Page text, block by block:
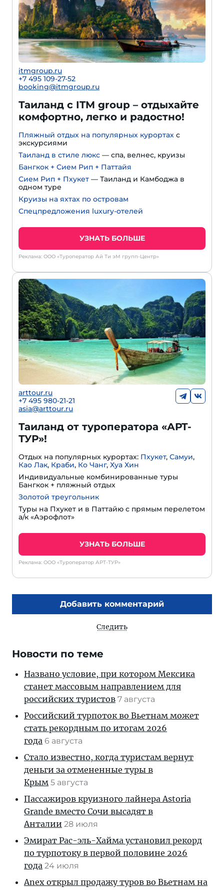
itmgroup.ru
+7 495 109-27-52
booking@itmgroup.ru
Таиланд с ITM group – отдыхайте
комфортно, легко и радостно!
Пляжный отдых на популярных курортах с
экскурсиями
Таиланд в стиле люкс — спа, велнес, круизы
Бангкок + Сием Рип + Паттайя
Сием Рип + Пхукет — Таиланд и Камбоджа в
одном туре
Круизы на яхтах по островам
Спецпредложения luxury-отелей
УЗНАТЬ БОЛЬШЕ
Реклама: ООО «Туроператор Ай Ти эМ групп-Центр»
arttour.ru
+7 495 980-21-21
asia@arttour.ru
Таиланд от туроператора «АРТ-
ТУР»!
Отдых на популярных курортах: Пхукет, Самуи,
Као Лак, Краби, Ко Чанг, Хуа Хин
Индивидуальные комбинированные туры
Бангкок + пляжный отдых
Золотой треугольник
Туры на Пхукет и в Паттайю с прямым перелетом
а/к «Аэрофлот»
УЗНАТЬ БОЛЬШЕ
Реклама: ООО «Туроператор АРТ-ТУР»
Добавить комментарий
Следить
Новости по теме
Названо условие, при котором Мексика
станет массовым направлением для
российских туристов 7 августа
Российский турпоток во Вьетнам может
стать рекордным по итогам 2026
года 6 августа
Стало известно, когда туристам вернут
деньги за отмененные туры в
Крым 5 августа
Пассажиров круизного лайнера Astoria
Grande вместо Сочи высадят в
Анталии 28 июля
Эмират Рас-эль-Хайма установил рекорд
по турпотоку в первой половине 2026
года 24 июля
Anex открыл продажу туров во Вьетнам на